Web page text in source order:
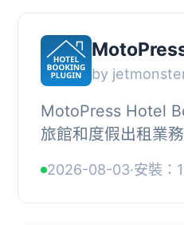
by
MotoPress Hotel
旅館和度假出租業
預訂管理和靈活的
住宿業者使用。, ...
2026-08-03·安裝：